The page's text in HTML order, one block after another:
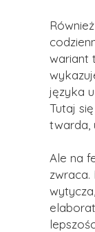
wariant
języka
Tutaj
twarda,
Ale na
zwraca.